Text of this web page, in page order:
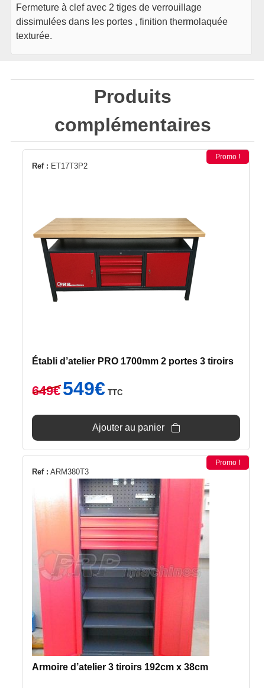
Fermeture à clef avec 2 tiges de verrouillage
dissimulées dans les portes , finition thermolaquée
texturée.
Produits
complémentaires
Ref : ET17T3P2
Promo !
Établi d’atelier PRO 1700mm 2 portes 3 tiroirs
649€
Le
prix
549€prix
est :
TTC
Ajouter au panier
Ref : ARM380T3
Promo !
Armoire d’atelier 3 tiroirs 192cm x 38cm